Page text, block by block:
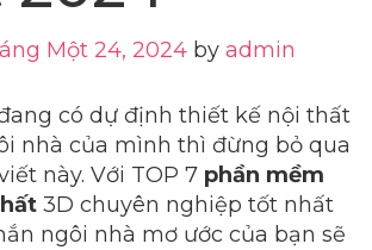
Một 24, 2024 by admin
có dự định thiết kế nội thất
nhà của mình thì đừng bỏ qua
này. Với TOP 7 phần mềm
3D chuyên nghiệp tốt nhất
ngôi nhà mơ ước của bạn sẽ